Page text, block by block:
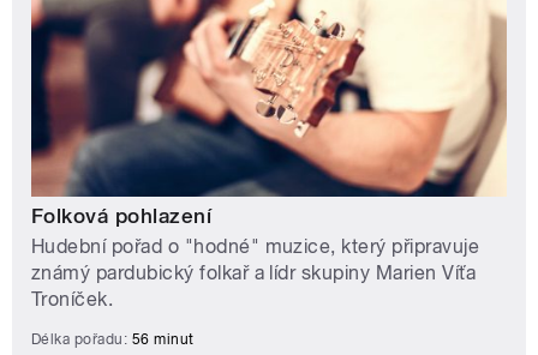
Folková pohlazení
Hudební pořad o "hodné" muzice, který připravuje
známý pardubický folkař a lídr skupiny Marien Víťa
Troníček.
Délka pořadu: 56 minut